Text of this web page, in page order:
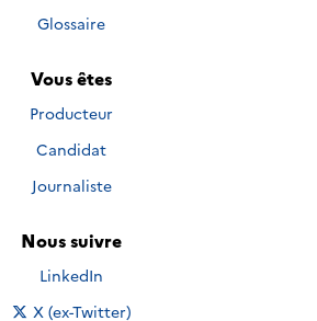
Glossaire
Vous êtes
Producteur
Candidat
Journaliste
Nous suivre
Nous suivre sur
LinkedIn
Nous suivre sur
X (ex-Twitter)